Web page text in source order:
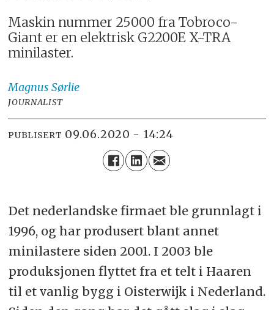
Maskin nummer 25000 fra Tobroco-
Giant er en elektrisk G2200E X-TRA
minilaster.
Magnus Sørlie
JOURNALIST
PUBLISERT 09.06.2020 - 14:24
Det nederlandske firmaet ble grunnlagt i
1996, og har produsert blant annet
minilastere siden 2001. I 2003 ble
produksjonen flyttet fra et telt i Haaren
til et vanlig bygg i Oisterwijk i Nederland.